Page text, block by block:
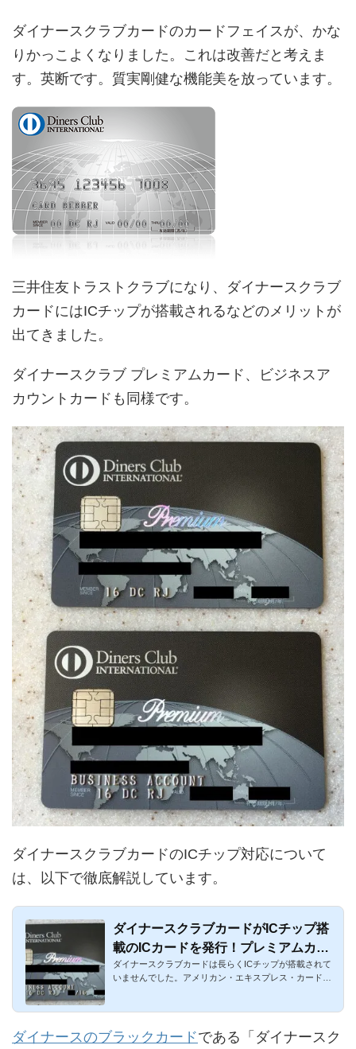
ダイナースクラブカードのカードフェイスが、かな
りかっこよくなりました。これは改善だと考えま
す。英断です。質実剛健な機能美を放っています。
三井住友トラストクラブになり、ダイナースクラブ
カードにはICチップが搭載されるなどのメリットが
出てきました。
ダイナースクラブ プレミアムカード、ビジネスア
カウントカードも同様です。
ダイナースクラブカードのICチップ対応について
は、以下で徹底解説しています。
ダイナースクラブカードがICチップ搭
載のICカードを発行！プレミアムカー
ドも
ダイナースクラブカードは長らくICチップが搭載されて
いませんでした。アメリカン・エキスプレス・カードの
ダイナースのブラックカードである「ダイナースク